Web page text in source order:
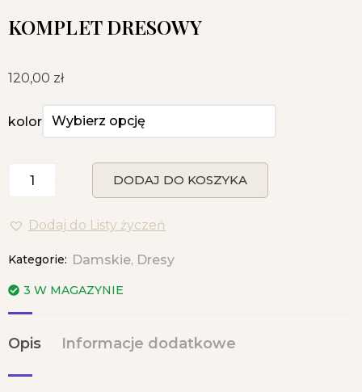
KOMPLET DRESOWY
120,00 zł
kolor
DODAJ DO KOSZYKA
Dodaj do Listy życzeń
Kategorie: Damskie, Dresy
3 W MAGAZYNIE
Opis Informacje dodatkowe